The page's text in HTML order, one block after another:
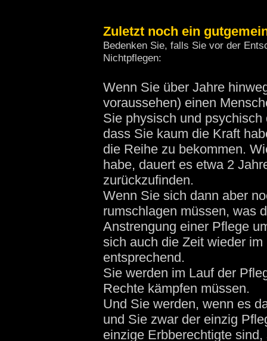
Zuletzt noch ein
Bedenken Sie, falls Sie vor der
Nichtpflegen:
Wenn Sie über Jahre
voraussehen) einen
Sie physisch und
dass Sie kaum die Kraft
die Reihe zu bekommen.
habe, dauert es etwa 2
zurückzufinden.
Wenn Sie sich dann aber
rumschlagen müssen, was
Anstrengung einer Pflege
sich auch die Zeit wieder
entsprechend.
Sie werden im Lauf der
Rechte kämpfen müssen.
Und Sie werden, wenn es
und Sie zwar der einzig
einzige Erbberechtigte